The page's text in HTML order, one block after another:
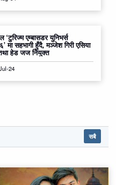
एम्बासडर युनिभर्स
सहभागी हुँदै, मञ्जेश गिरी एसिया
तथा हेड जज नियुक्त
24
सबै